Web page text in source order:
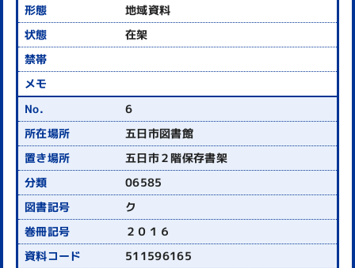
地域資料
在架
6
五日市図書館
五日市２階保存書架
06585
ク
２０１６
511596165